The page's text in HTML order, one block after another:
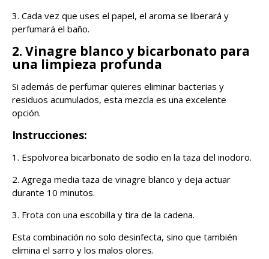
3. Cada vez que uses el papel, el aroma se liberará y
perfumará el baño.
2. Vinagre blanco y bicarbonato para
una limpieza profunda
Si además de perfumar quieres eliminar bacterias y
residuos acumulados, esta mezcla es una excelente
opción.
Instrucciones:
1. Espolvorea bicarbonato de sodio en la taza del inodoro.
2. Agrega media taza de vinagre blanco y deja actuar
durante 10 minutos.
3. Frota con una escobilla y tira de la cadena.
Esta combinación no solo desinfecta, sino que también
elimina el sarro y los malos olores.